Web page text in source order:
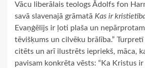
Vācu liberālais teologs Ādolfs fon
savā slavenajā grāmatā Kas ir
Evaņģēlijs ir ļoti plaša un
tēvišķums un cilvēku brālība.”
citēts un arī ilustrēts iepriekš, māca,
pavisam konkrēta vēsts: “Ka Kristus